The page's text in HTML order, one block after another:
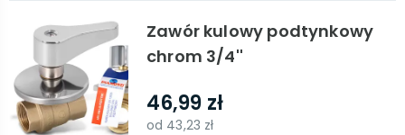
Zawór kulowy podtynkowy
chrom 3/4''
46,99 zł
od 43,23 zł